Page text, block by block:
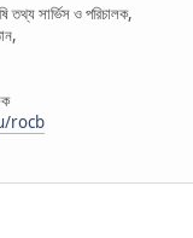
তথ্য সার্ভিস ও পরিচালক,
rocb